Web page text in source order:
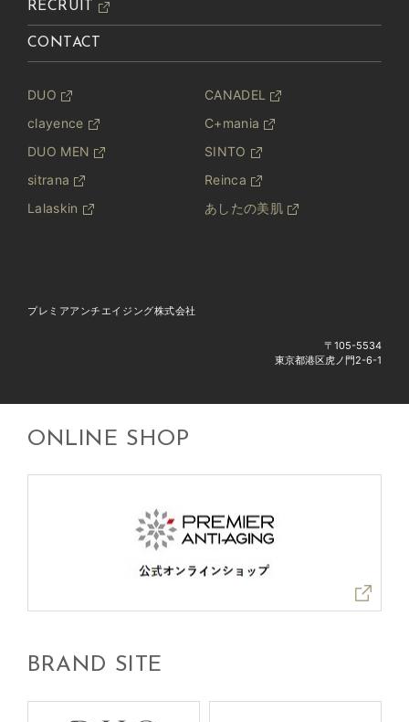
RECRUIT
CONTACT
DUO
CANADEL
clayence
C+mania
DUO MEN
SINTO
sitrana
Reinca
Lalaskin
あしたの美肌
プレミアアンチエイジング株式会社
〒105-5534
東京都港区虎ノ門2-6-1
ONLINE SHOP
BRAND SITE